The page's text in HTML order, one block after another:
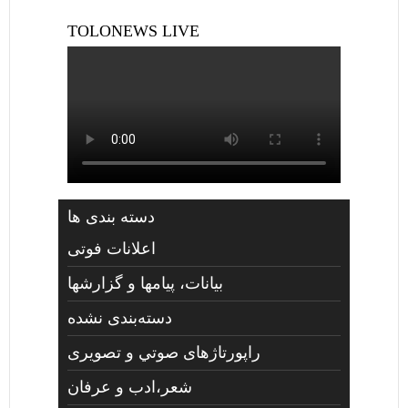
TOLONEWS LIVE
دسته بندی ها
اعلانات فوتی
بیانات، پیامها و گزارشها
دسته‌بندی نشده
راپورتاژهای صوتي و تصويری
شعر،ادب و عرفان